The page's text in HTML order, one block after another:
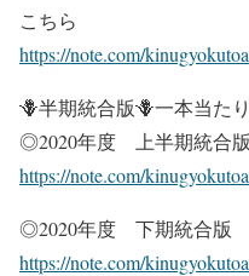
こちら
https://note.com/
🪻半期統合版🪻一本当た
◎2020年度 上半期統合
https://note.com/
◎2020年度 下期統合版
https://note.com/